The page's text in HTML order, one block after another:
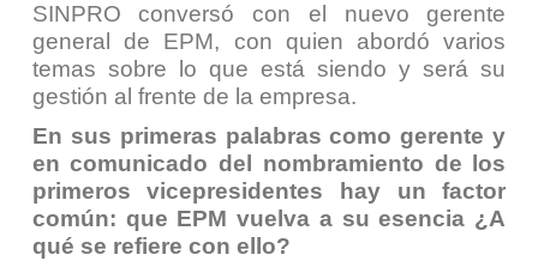
SINPRO conversó con el nuevo gerente
general de EPM, con quien abordó varios
temas sobre lo que está siendo y será su
gestión al frente de la empresa.
En sus primeras palabras como gerente y
en comunicado del nombramiento de los
primeros vicepresidentes hay un factor
común: que EPM vuelva a su esencia ¿A
qué se refiere con ello?